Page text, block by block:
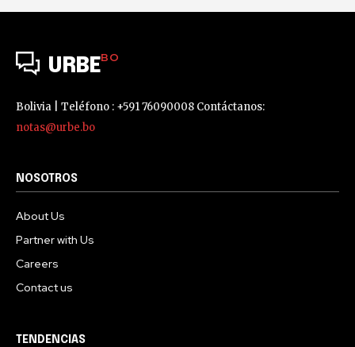
URBEBO
Bolivia | Teléfono : +591 76090008 Contáctanos:
notas@urbe.bo
NOSOTROS
About Us
Partner with Us
Careers
Contact us
TENDENCIAS